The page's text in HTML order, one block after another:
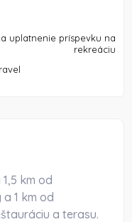
uplatnenie príspevku na
rekreáciu
km od
1 km od
a terasu.